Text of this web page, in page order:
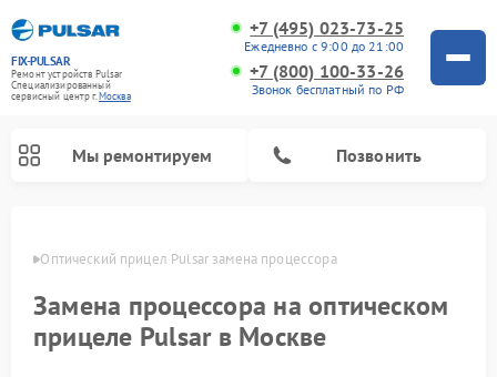
FIX-PULSAR
Ремонт устройств Pulsar
Специализированный
cервисный центр г.Москва
+7 (495) 023-73-25
Ежедневно с 9:00 до 21:00
+7 (800) 100-33-26
Звонок бесплатный по РФ
Мы ремонтируем Позвонить
Оптический прицел Pulsar замена процессора
Замена процессора на оптическом
прицеле Pulsar в Москве